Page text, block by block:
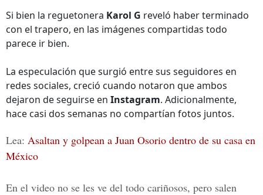
Si bien la reguetonera Karol G reveló haber terminado
con el trapero, en las imágenes compartidas todo
parece ir bien.
La especulación que surgió entre sus seguidores en
redes sociales, creció cuando notaron que ambos
dejaron de seguirse en Instagram. Adicionalmente,
hace casi dos semanas no compartían fotos juntos.
Lea: Asaltan y golpean a Juan Osorio dentro de su casa en
México
En el video no se les ve del todo cariñosos, pero salen